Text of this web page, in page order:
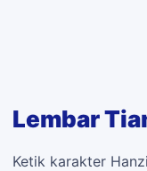
Lembar
Ketik karakter